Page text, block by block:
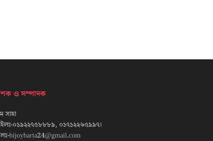
ও সম্পাদক
সাহা
০১৯২২৭৫৮৮৮৯, ০১৭১২২৬৫৯৯৭।
bijoybarta24@gmail.com